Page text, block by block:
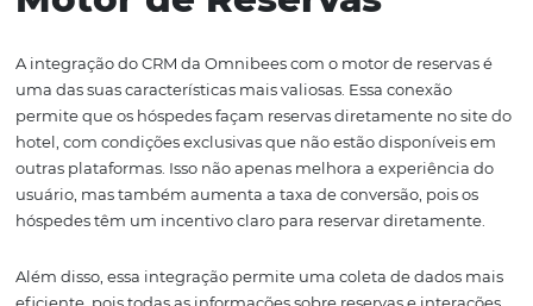
Além das promoções, o CRM permite que os hotéis
check-in. Essas pequenas ações podem ter um grande
hotel se importa com suas experiências. Tais estratégias
apenas aumentam a taxa de conversão, mas também
construir um relacionamento mais próximo e
o hóspede e o hotel.
Por fim, a automação de marketing também permite